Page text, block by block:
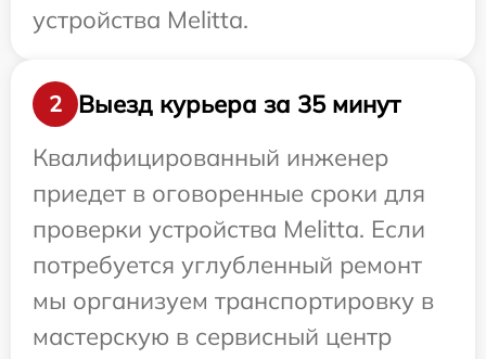
устройства Melitta.
2
Выезд курьера за 35 минут
Квалифицированный инженер
приедет в оговоренные сроки для
проверки устройства Melitta. Если
потребуется углубленный ремонт
мы организуем транспортировку в
мастерскую в сервисный центр